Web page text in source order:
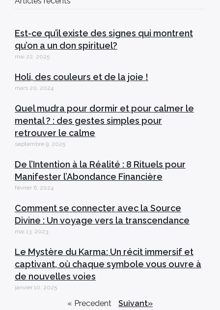
Est-ce qu’il existe des signes qui montrent
qu’on a un don spirituel?
mai 22, 2025
Holi, des couleurs et de la joie !
mars 20, 2024
Quel mudra pour dormir et pour calmer le
mental ? : des gestes simples pour
retrouver le calme
septembre 9, 2025
De l’Intention à la Réalité : 8 Rituels pour
Manifester l’Abondance Financière
février 6, 2024
Comment se connecter avec la Source
Divine : Un voyage vers la transcendance
mai 13, 2023
Le Mystère du Karma: Un récit immersif et
captivant, où chaque symbole vous ouvre à
de nouvelles voies
janvier 10, 2025
« Precedent Suivant»